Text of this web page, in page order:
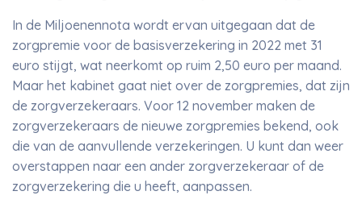
In de Miljoenennota wordt ervan uitgegaan dat de
zorgpremie voor de basisverzekering in 2022 met 31
euro stijgt, wat neerkomt op ruim 2,50 euro per maand.
Maar het kabinet gaat niet over de zorgpremies, dat zijn
de zorgverzekeraars. Voor 12 november maken de
zorgverzekeraars de nieuwe zorgpremies bekend, ook
die van de aanvullende verzekeringen. U kunt dan weer
overstappen naar een ander zorgverzekeraar of de
zorgverzekering die u heeft, aanpassen.